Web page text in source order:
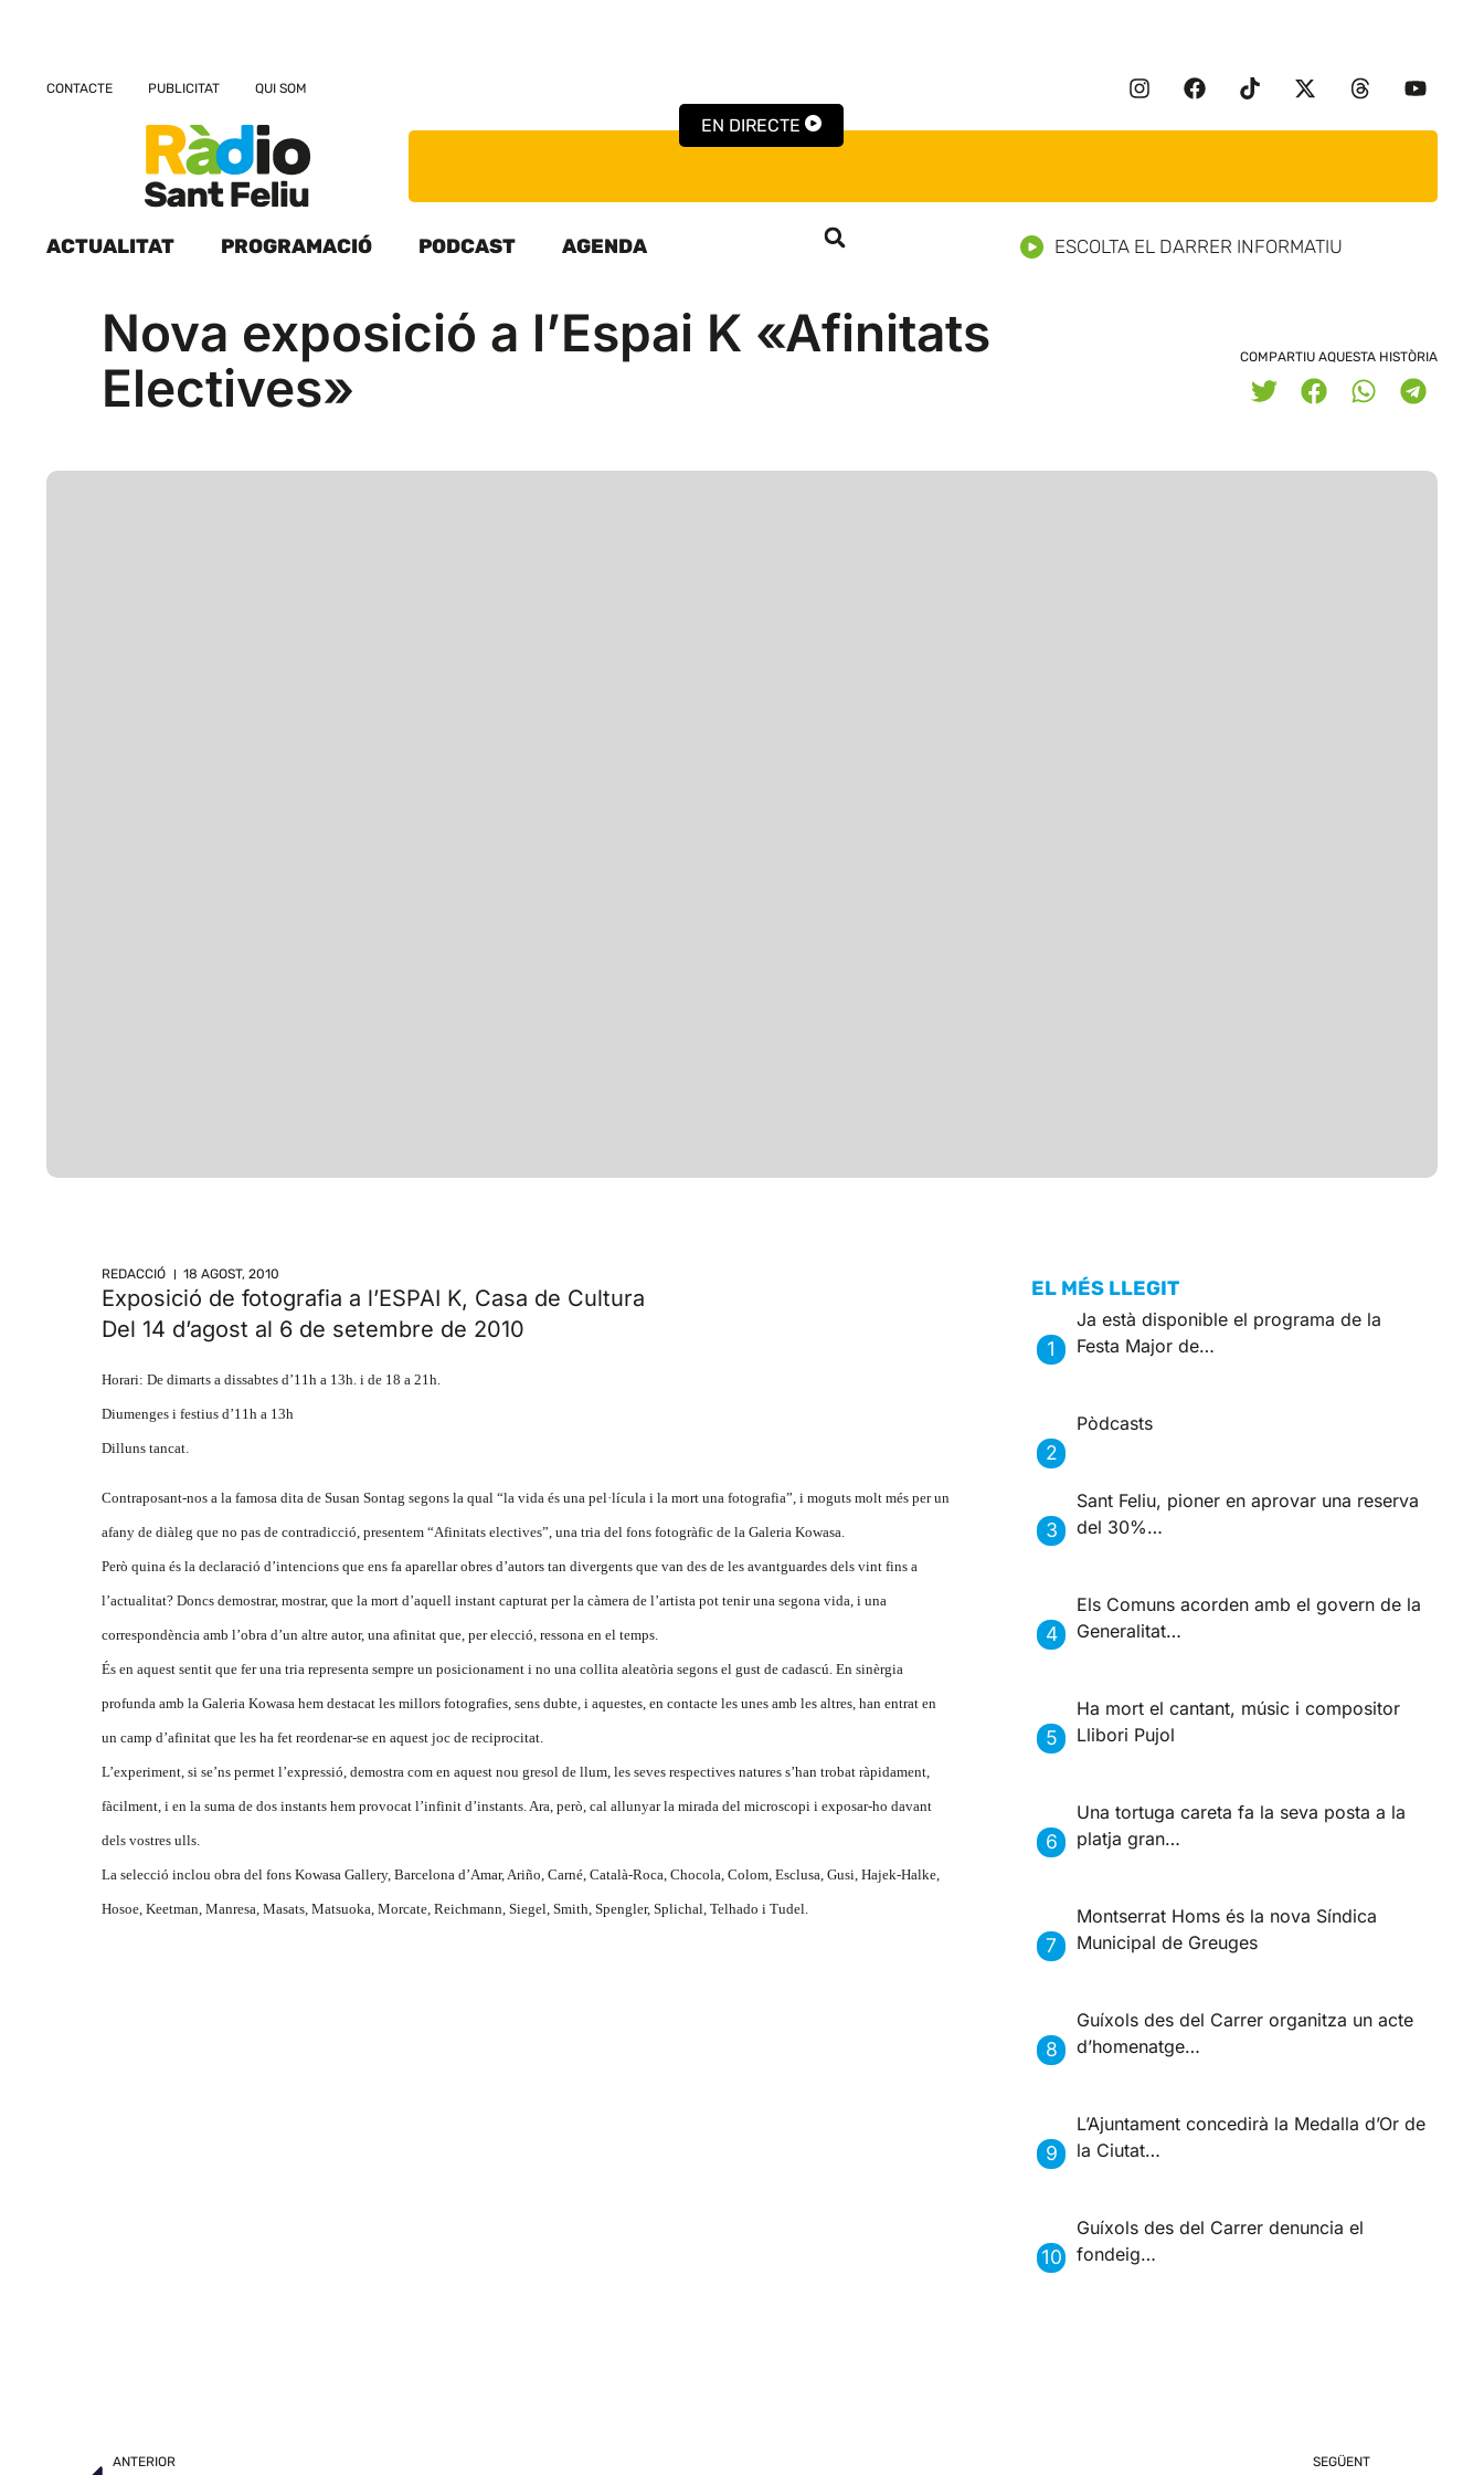
CONTACTE PUBLICITAT QUI SOM
EN DIRECTE
ACTUALITAT PROGRAMACIÓ PODCAST AGENDA ESCOLTA EL DARRER INFORMATIU
Nova exposició a l’Espai K «Afinitats
Electives»
COMPARTIU AQUESTA HISTÒRIA
REDACCIÓ 18 AGOST, 2010
Exposició de fotografia a l’ESPAI K, Casa de Cultura
Del 14 d’agost al 6 de setembre de 2010
Horari: De dimarts a dissabtes d’11h a 13h. i de 18 a 21h.
Diumenges i festius d’11h a 13h
Dilluns tancat.
Contraposant-nos a la famosa dita de Susan Sontag segons la qual “la vida és una pel·lícula i la mort una fotografia”, i moguts molt més per un
afany de diàleg que no pas de contradicció, presentem “Afinitats electives”, una tria del fons fotogràfic de la Galeria Kowasa.
Però quina és la declaració d’intencions que ens fa aparellar obres d’autors tan divergents que van des de les avantguardes dels vint fins a
l’actualitat? Doncs demostrar, mostrar, que la mort d’aquell instant capturat per la càmera de l’artista pot tenir una segona vida, i una
correspondència amb l’obra d’un altre autor, una afinitat que, per elecció, ressona en el temps.
És en aquest sentit que fer una tria representa sempre un posicionament i no una collita aleatòria segons el gust de cadascú. En sinèrgia
profunda amb la Galeria Kowasa hem destacat les millors fotografies, sens dubte, i aquestes, en contacte les unes amb les altres, han entrat en
un camp d’afinitat que les ha fet reordenar-se en aquest joc de reciprocitat.
L’experiment, si se’ns permet l’expressió, demostra com en aquest nou gresol de llum, les seves respectives natures s’han trobat ràpidament,
fàcilment, i en la suma de dos instants hem provocat l’infinit d’instants. Ara, però, cal allunyar la mirada del microscopi i exposar-ho davant
dels vostres ulls.
La selecció inclou obra del fons Kowasa Gallery, Barcelona d’Amar, Ariño, Carné, Català-Roca, Chocola, Colom, Esclusa, Gusi, Hajek-Halke,
Hosoe, Keetman, Manresa, Masats, Matsuoka, Morcate, Reichmann, Siegel, Smith, Spengler, Splichal, Telhado i Tudel.
EL MÉS LLEGIT
Ja està disponible el programa de la
Festa Major de…
Pòdcasts
Sant Feliu, pioner en aprovar una reserva
del 30%…
Els Comuns acorden amb el govern de la
Generalitat…
Ha mort el cantant, músic i compositor
Llibori Pujol
Una tortuga careta fa la seva posta a la
platja gran…
Montserrat Homs és la nova Síndica
Municipal de Greuges
Guíxols des del Carrer organitza un acte
d’homenatge…
L’Ajuntament concedirà la Medalla d’Or de
la Ciutat…
Guíxols des del Carrer denuncia el
fondeig…
ANTERIOR SEGÜENT